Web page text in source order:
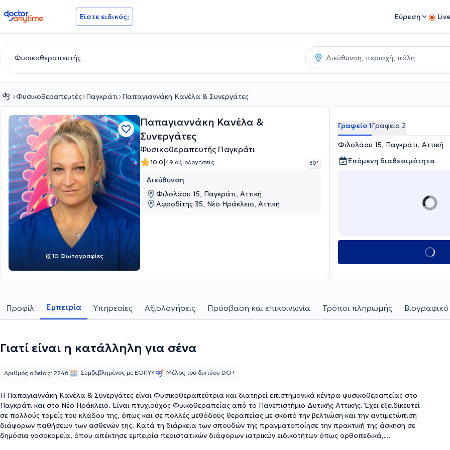
doctoranytime Είστε ειδικός; Εύρεση
Φυσικοθεραπευτές Παγκράτι Παπαγιαννάκη Κανέλα & Συνεργάτες
10 Φωτογραφίες
Παπαγιαννάκη Κανέλα &
Συνεργάτες
Φυσικοθεραπευτής Παγκράτι
10.0|49 αξιολογήσεις 60 '
Διεύθυνση
Φιλολάου 15, Παγκράτι, Αττική
Αφροδίτης 35, Νέο Ηράκλειο, Αττική
Γραφείο 1Γραφείο 2
Φιλολάου 15, Παγκράτι, Αττική
Επόμενη διαθεσιμότητα
Προφίλ Εμπειρία Υπηρεσίες Αξιολογήσεις Πρόσβαση και επικοινωνία Τρόποι πληρωμής
Γιατί είναι η κατάλληλη για σένα
Η Παπαγιαννάκη Κανέλα & Συνεργάτες είναι Φυσικοθεραπεύτρια και διατηρεί επιστημονικά κέντρα φυσικοθεραπείας στο
Παγκράτι και στο Νέο Ηράκλειο. Είναι πτυχιούχος Φυικοθεραπείας από το Πανεπιστήμιο Δυτικής Αττικής. Έχει εξειδικευτεί
σε πολλούς τομείς του κλάδου της, όπως και σε πολλές μεθόδους θεραπείας με σκοπό την βελτιώση και την αντιμετώπιση
διάφορων παθήσεων των ασθενών της. Κατά τη διάρκεια των σπουδών της πραγματοποίησε την πρακτική της άσκηση σε
δημόσια νοσοκομεία, όπου απέκτησε εμπειρία περιστατικών διάφορων ιατρικών ειδικοτήτων όπως ορθοπεδικά,
Αριθμός αδείας: 2246 Συμβεβλημένος με ΕΟΠΥΥ Μέλος του δικτύου DO+